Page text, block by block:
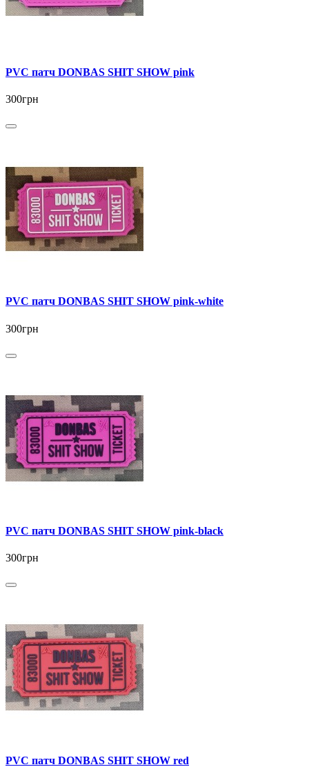
PVC патч DONBAS SHIT SHOW pink
300грн
PVC патч DONBAS SHIT SHOW pink-white
300грн
PVC патч DONBAS SHIT SHOW pink-black
300грн
PVC патч DONBAS SHIT SHOW red